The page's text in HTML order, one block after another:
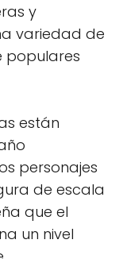
y
variedad de
populares
están
personajes
de escala
que el
un nivel